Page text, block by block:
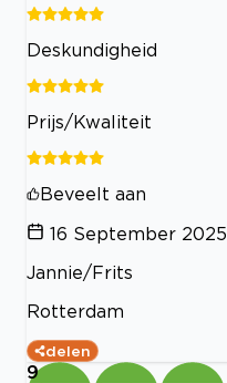
Deskundigheid
Prijs/Kwaliteit
Beveelt aan
16 September 2025
Jannie/Frits
Rotterdam
delen
9